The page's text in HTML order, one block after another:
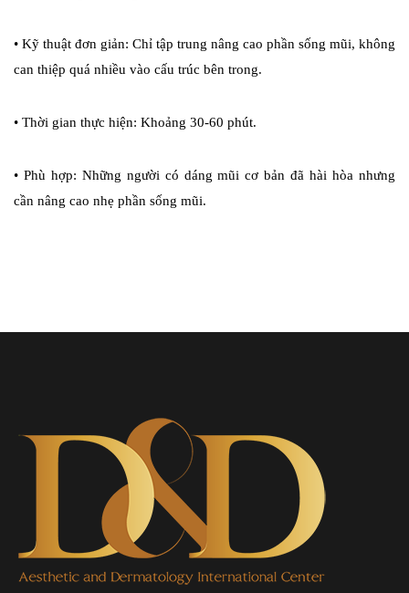
• Kỹ thuật đơn giản: Chỉ tập trung nâng cao phần sống mũi, không
can thiệp quá nhiều vào cấu trúc bên trong.
• Thời gian thực hiện: Khoảng 30-60 phút.
• Phù hợp: Những người có dáng mũi cơ bản đã hài hòa nhưng
cần nâng cao nhẹ phần sống mũi.